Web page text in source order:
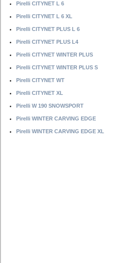
Pirelli CITYNET L 6
Pirelli CITYNET L 6 XL
Pirelli CITYNET PLUS L 6
Pirelli CITYNET PLUS L4
Pirelli CITYNET WINTER PLUS
Pirelli CITYNET WINTER PLUS S
Pirelli CITYNET WT
Pirelli CITYNET XL
Pirelli W 190 SNOWSPORT
Pirelli WINTER CARVING EDGE
Pirelli WINTER CARVING EDGE XL